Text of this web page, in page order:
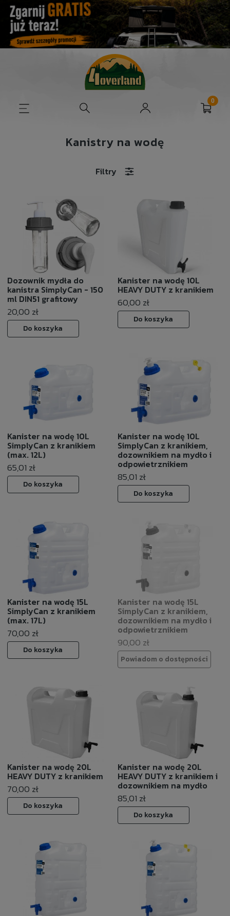
Kanistry na wodę
Filtry
Dozownik mydła do
kanistra SimplyCan - 150
ml DIN51 grafitowy
20,00 zł
Do koszyka
Kanister na wodę 10L
HEAVY DUTY z kranikiem
60,00 zł
Do koszyka
Kanister na wodę 10L
SimplyCan z kranikiem
(max. 12L)
65,01 zł
Do koszyka
Kanister na wodę 10L
SimplyCan z kranikiem,
dozownikiem na mydło i
odpowietrznikiem
85,01 zł
Do koszyka
Kanister na wodę 15L
SimplyCan z kranikiem
(max. 17L)
70,00 zł
Do koszyka
Kanister na wodę 15L
SimplyCan z kranikiem,
dozownikiem na mydło i
odpowietrznikiem
90,00 zł
Powiadom o dostępności
Kanister na wodę 20L
HEAVY DUTY z kranikiem
70,00 zł
Do koszyka
Kanister na wodę 20L
HEAVY DUTY z kranikiem i
dozownikiem na mydło
85,01 zł
Do koszyka